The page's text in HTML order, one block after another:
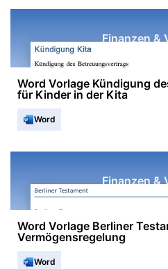
Finanzen &
Word Vorlage Kündigung
für Kinder in der Kita
Word
Finanzen &
Word Vorlage Berliner
Vermögensregelung
Word